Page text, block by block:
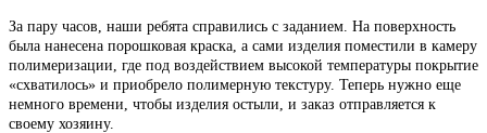
За пару часов, наши ребята справились с заданием. На поверхность
была нанесена порошковая краска, а сами изделия поместили в камеру
полимеризации, где под воздействием высокой температуры покрытие
«схватилось» и приобрело полимерную текстуру. Теперь нужно еще
немного времени, чтобы изделия остыли, и заказ отправляется к
своему хозяину.